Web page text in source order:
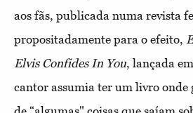
aos fãs, publicada numa revista
propositadamente para o efeito,
Elvis Confides In You, lançada
cantor assumia ter um livro onde